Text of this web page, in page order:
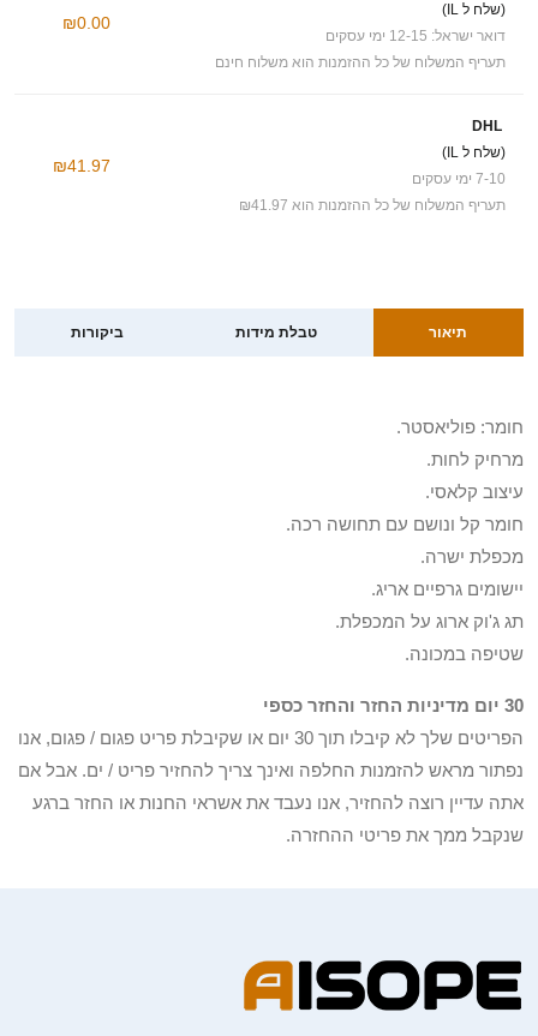
(שלח ל IL)
דואר ישראל: 12-15 ימי עסקים
תעריף המשלוח של כל ההזמנות הוא משלוח חינם
₪0.00
DHL
(שלח ל IL)
7-10 ימי עסקים
תעריף המשלוח של כל ההזמנות הוא ₪41.97
₪41.97
תיאור טבלת מידות ביקורות
חומר: פוליאסטר.
מרחיק לחות.
עיצוב קלאסי.
חומר קל ונושם עם תחושה רכה.
מכפלת ישרה.
יישומים גרפיים אריג.
תג ג'וק ארוג על המכפלת.
שטיפה במכונה.
30 יום מדיניות החזר והחזר כספי
הפריטים שלך לא קיבלו תוך 30 יום או שקיבלת פריט פגום / פגום, אנו
נפתור מראש להזמנות החלפה ואינך צריך להחזיר פריט / ים. אבל אם
אתה עדיין רוצה להחזיר, אנו נעבד את אשראי החנות או החזר ברגע
שנקבל ממך את פריטי ההחזרה.